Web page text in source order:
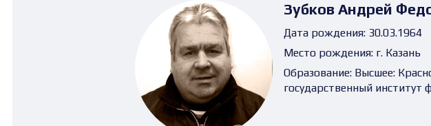
Зубков Андрей
Дата рождения:30.03.1964
Место рождения:г. Казань
Образование:Высшее:
государственный институт